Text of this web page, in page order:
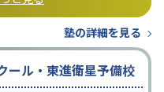
塾の詳細を見る
ール・東進衛星予備校